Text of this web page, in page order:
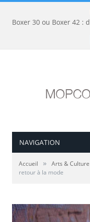
NAVIGATION
Accueil » Arts & Culture
retour à la mode